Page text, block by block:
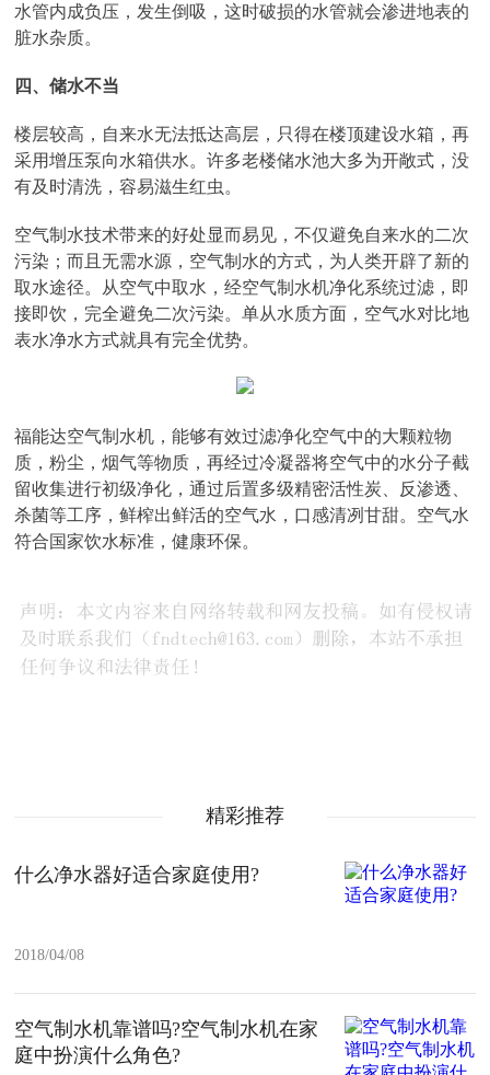
水管内成负压，发生倒吸，这时破损的水管就会渗进地表的
脏水杂质。
四、储水不当
楼层较高，自来水无法抵达高层，只得在楼顶建设水箱，再
采用增压泵向水箱供水。许多老楼储水池大多为开敞式，没
有及时清洗，容易滋生红虫。
空气制水技术带来的好处显而易见，不仅避免自来水的二次
污染；而且无需水源，空气制水的方式，为人类开辟了新的
取水途径。从空气中取水，经空气制水机净化系统过滤，即
接即饮，完全避免二次污染。单从水质方面，空气水对比地
表水净水方式就具有完全优势。
福能达空气制水机，能够有效过滤净化空气中的大颗粒物
质，粉尘，烟气等物质，再经过冷凝器将空气中的水分子截
留收集进行初级净化，通过后置多级精密活性炭、反渗透、
杀菌等工序，鲜榨出鲜活的空气水，口感清冽甘甜。空气水
符合国家饮水标准，健康环保。
精彩推荐
什么净水器好适合家庭使用?
2018/04/08
空气制水机靠谱吗?空气制水机在家
庭中扮演什么角色?